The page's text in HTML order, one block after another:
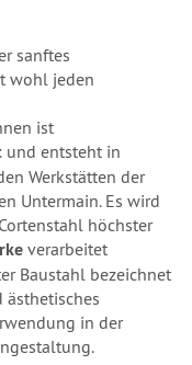
sanftes
wohl jeden
ist
und entsteht in
Werkstätten der
Untermain. Es wird
höchster
verarbeitet
Baustahl bezeichnet
in der